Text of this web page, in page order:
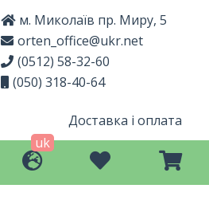
м. Миколаїв пр. Миру, 5
orten_office@ukr.net
(0512) 58-32-60
(050) 318-40-64
Доставка і оплата
uk